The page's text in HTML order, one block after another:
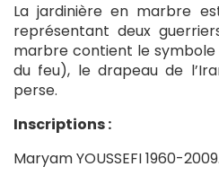
La jardinière en marbre
représentant deux
marbre contient le
du feu), le drapeau de
perse.
Inscriptions :
Maryam YOUSSEFI 1960-2009.